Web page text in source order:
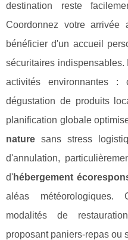
destination reste
Coordonnez votre arrivée
bénéficier d'un accueil
sécuritaires
activités environnantes :
dégustation de produits
planification globale
nature sans stress
d'annulation,
d'hébergement
aléas météorologiques.
modalités de
proposant paniers-repas ou